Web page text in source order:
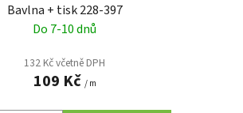
Bavlna + tisk 228-397
Do 7-10 dnů
132 Kč včetně DPH
109 Kč / m